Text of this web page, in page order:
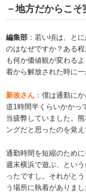
－地方だからこ
編集部 ：若い頃は、と
のはなぜですか？ある
も何か価値観が変わる
着から解放された時に
新改さん ：僕は通勤に
道1時間半くらいかかっ
当疲弊していました。
ングだと思ったのを覚え
通勤時間を短縮のため
週末横浜で遊ぶ、とい
ったですし。それがと
う場所に執着がありまし